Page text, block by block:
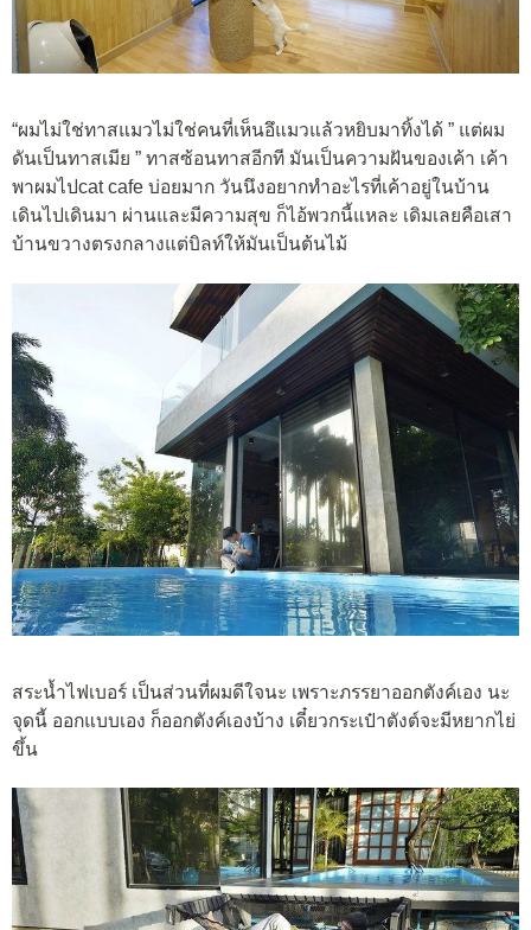
“ผมไม่ใช่ทาสแมวไม่ใช่คนที่เห็นอึแมวแล้วหยิบมาทิ้งได้ ” แต่ผม
ดันเป็นทาสเมีย ” ทาสซ้อนทาสอีกที มันเป็นความฝันของเค้า เค้า
พาผมไปcat cafe บ่อยมาก วันนึงอยากทำอะไรที่เค้าอยู่ในบ้าน
เดินไปเดินมา ผ่านและมีความสุข ก็ไอ้พวกนี้แหละ เดิมเลยคือเสา
บ้านขวางตรงกลางแต่บิลท์ให้มันเป็นต้นไม้
สระน้ำไฟเบอร์ เป็นส่วนที่ผมดีใจนะ เพราะภรรยาออกตังค์เอง นะ
จุดนี้ ออกแบบเอง ก็ออกตังค์เองบ้าง เดี๋ยวกระเป๋าตังต์จะมีหยากไย่
ขึ้น